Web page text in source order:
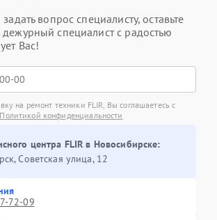
вопрос специалисту, оставьте
специалист с радостью
Вас!
на ремонт техники FLIR, Вы соглашаетесь с
Политикой конфиденциальности
центра FLIR в Новосибирске:
Советская улица, 12
72-09